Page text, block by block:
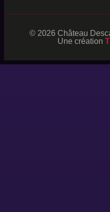
© 2026 Château
Une création